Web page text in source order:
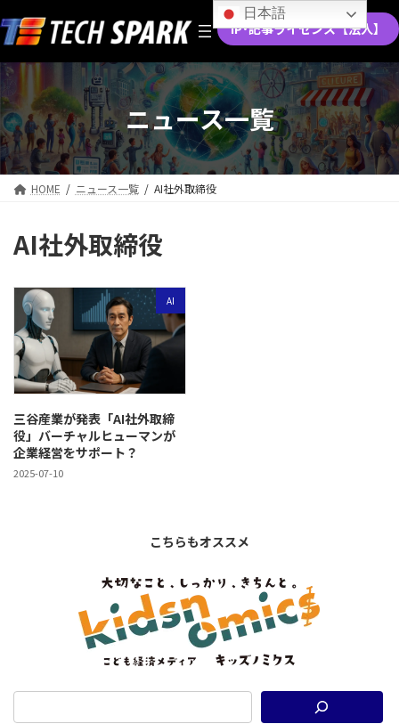
ン
テ
ン
ツ
へ
ス
キ
ッ
プ
ビ
ゲ
ー
シ
ョ
ン
に
移
動
IP･記事ライセンス【法人】
ニュース一覧
HOME ニュース一覧 AI社外取締役
AI社外取締役
AI
三谷産業が発表「AI社外取締
役」バーチャルヒューマンが
企業経営をサポート？
2025-07-10
こちらもオススメ
日本語